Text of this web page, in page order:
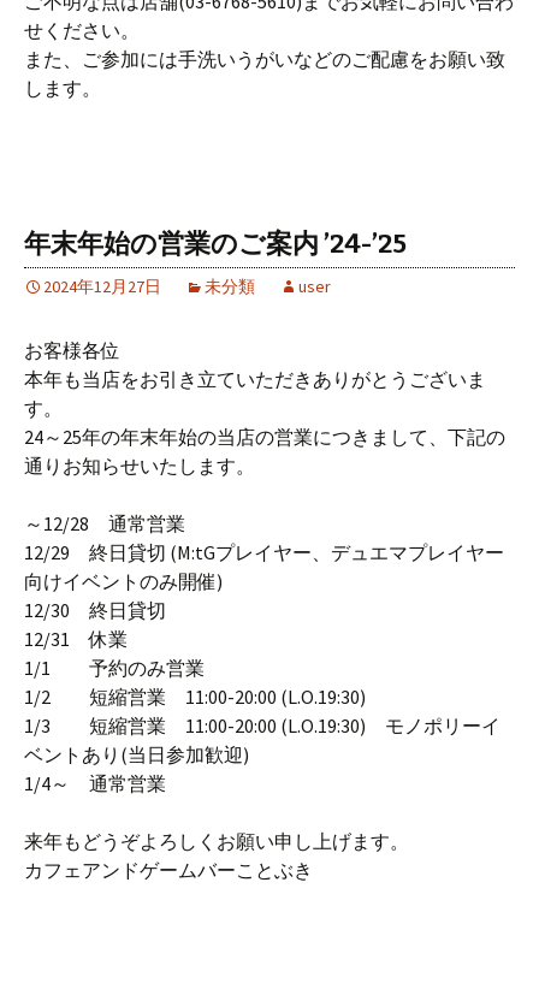
せください。
また、ご参加には手洗いうがいなどのご配慮をお願い致
します。
年末年始の営業のご案内 ’24-’25
2024年12月27日 未分類 user
お客様各位
本年も当店をお引き立ていただきありがとうございま
す。
24～25年の年末年始の当店の営業につきまして、下記の
通りお知らせいたします。
～12/28 通常営業
12/29 終日貸切 (M:tGプレイヤー、デュエマプレイヤー
向けイベントのみ開催)
12/30 終日貸切
12/31 休業
1/1 予約のみ営業
1/2 短縮営業 11:00-20:00 (L.O.19:30)
1/3 短縮営業 11:00-20:00 (L.O.19:30) モノポリーイ
ベントあり(当日参加歓迎)
1/4～ 通常営業
来年もどうぞよろしくお願い申し上げます。
カフェアンドゲームバーことぶき